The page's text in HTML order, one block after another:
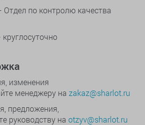
Отдел по контролю качества
изменения
менеджеру на zakaz@sharlot.ru
предложения,
руководству на otzyv@sharlot.ru